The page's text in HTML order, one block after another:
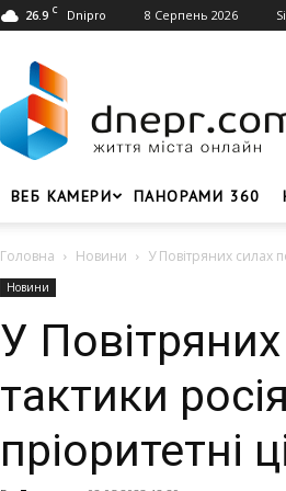
26.9 C Dnipro 8 Серпень 2026
Головний
портал
Дніпра
ВЕБ КАМЕРИ ПАНОРАМИ 360
Головна Новини У Повітряних силах
Новини
У
тактики
пріоритетні